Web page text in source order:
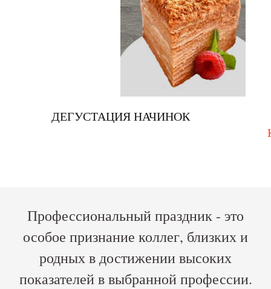
ДЕГУСТАЦИЯ НАЧИНОК
Профессиональный праздник - это
особое признание коллег, близких и
родных в достижении высоких
показателей в выбранной профессии.